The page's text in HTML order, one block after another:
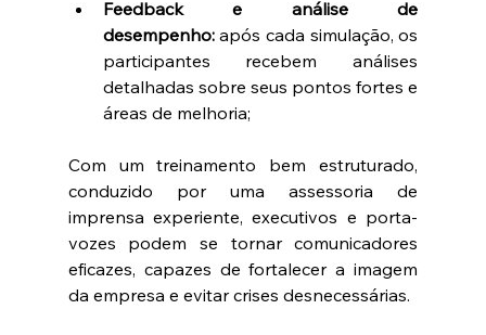
Feedback e análise de
desempenho: após cada simulação, os
participantes recebem análises
detalhadas sobre seus pontos fortes e
áreas de melhoria;
Com um treinamento bem estruturado,
conduzido por uma assessoria de
imprensa experiente, executivos e porta-
vozes podem se tornar comunicadores
eficazes, capazes de fortalecer a imagem
da empresa e evitar crises desnecessárias.